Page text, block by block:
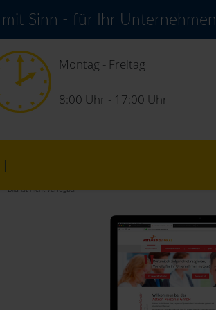
Sinn - für Ihr Unternehmen
Montag - Freitag
8:00 Uhr - 17:00 Uhr